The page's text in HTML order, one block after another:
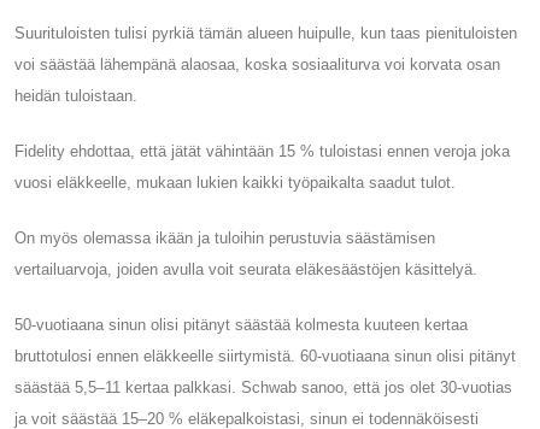
Suurituloisten tulisi pyrkiä tämän alueen huipulle, kun taas pienituloisten
voi säästää lähempänä alaosaa, koska sosiaaliturva voi korvata osan
heidän tuloistaan.
Fidelity ehdottaa, että jätät vähintään 15 % tuloistasi ennen veroja joka
vuosi eläkkeelle, mukaan lukien kaikki työpaikalta saadut tulot.
On myös olemassa ikään ja tuloihin perustuvia säästämisen
vertailuarvoja, joiden avulla voit seurata eläkesäästöjen käsittelyä.
50-vuotiaana sinun olisi pitänyt säästää kolmesta kuuteen kertaa
bruttotulosi ennen eläkkeelle siirtymistä. 60-vuotiaana sinun olisi pitänyt
säästää 5,5–11 kertaa palkkasi. Schwab sanoo, että jos olet 30-vuotias
ja voit säästää 15–20 % eläkepalkoistasi, sinun ei todennäköisesti